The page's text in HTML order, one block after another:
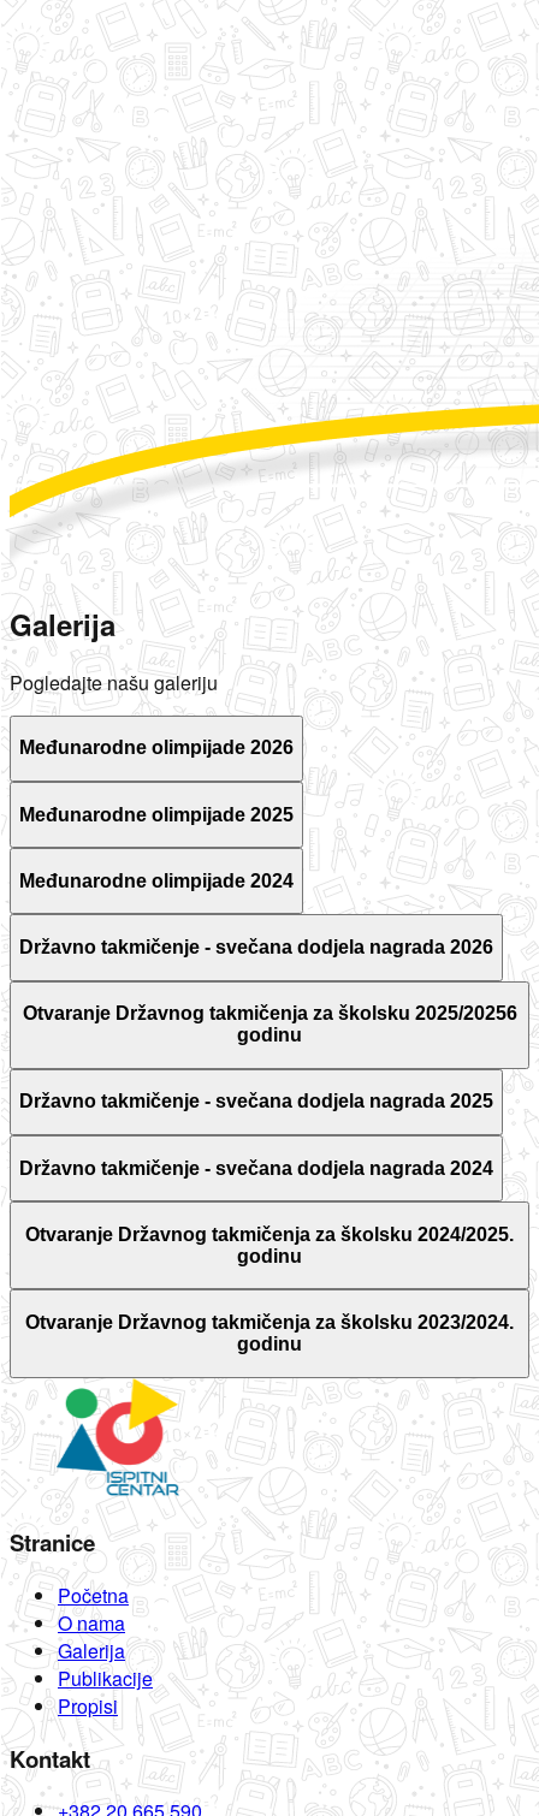
Galerija
Pogledajte našu galeriju
Međunarodne olimpijade 2026
Međunarodne olimpijade 2025
Međunarodne olimpijade 2024
Državno takmičenje - svečana dodjela nagrada 2026
Otvaranje Državnog takmičenja za školsku 2025/20256
godinu
Državno takmičenje - svečana dodjela nagrada 2025
Državno takmičenje - svečana dodjela nagrada 2024
Otvaranje Državnog takmičenja za školsku 2024/2025.
godinu
Otvaranje Državnog takmičenja za školsku 2023/2024.
godinu
Stranice
Početna
O nama
Galerija
Publikacije
Propisi
Kontakt